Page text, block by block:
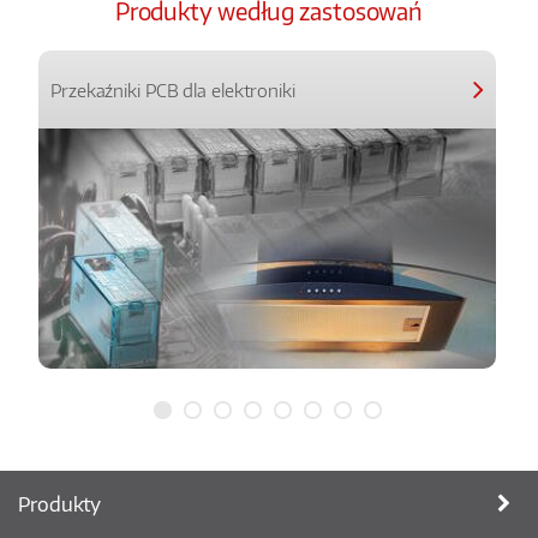
Produkty według zastosowań
Przekaźniki PCB dla elektroniki
Produkty